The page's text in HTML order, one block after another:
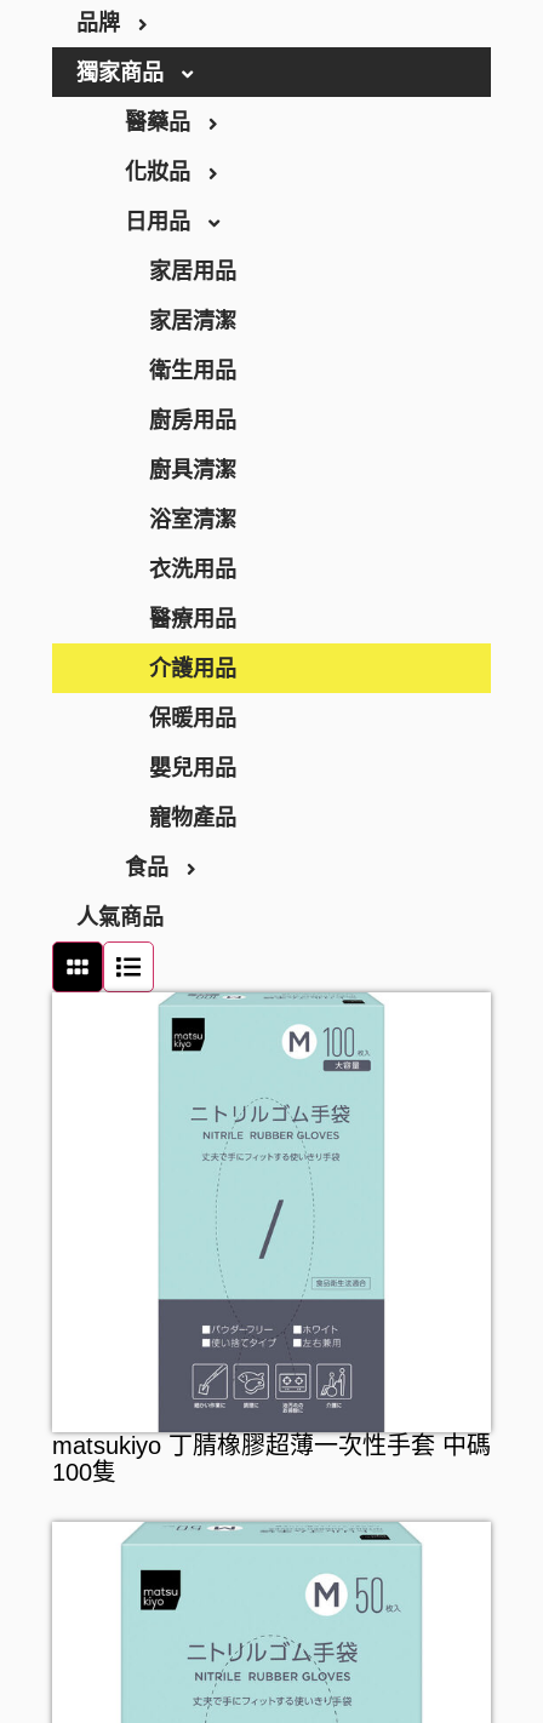
品牌
ARGELAN
THE RETINOTIME
THE RETINOTIME WHITE
W/M AAA
RECiPEO
REPLICA NOTES
MQURE
KNOWLEDGE
Nake
CONCRED
WASHBLACK
HITS DIFFERENT
BEAUSTER
INJESK
SKIO
獨家商品
醫藥品
保健食品
養生保健
營養補充
維他命
美肌保健
纖體塑身
運動營養補充
腸道健康
逆齡抗老
皮膚護理
急救護理
防疫口罩
隱形眼鏡護理
消毒清潔
化妝品
彩妝
唇妝及護理
化妝工具及配件
洗顏潔面
面部護理
面膜
防曬
卸妝
男士護膚
個人護理
身體護理
沐浴產品
潤膚產品
止汗香體
手部護理
足部護理
頭髮護理
頭髮造型
口腔護理
牙膏
假牙護理
男士剃鬚用品
貼身衣物
日用品
家居用品
家居清潔
衛生用品
廚房用品
廚具清潔
浴室清潔
衣洗用品
醫療用品
介護用品
保暖用品
嬰兒用品
寵物產品
食品
零食及甜點
罐頭及乾貨
麵食及調味醬料
人氣商品
matsukiyo 丁腈橡膠超薄一次性手套 中碼
100隻